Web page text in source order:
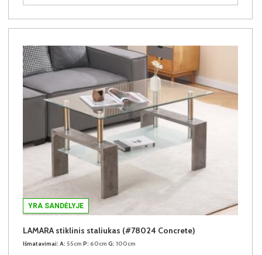
YRA SANDĖLYJE
LAMARA stiklinis staliukas (#78024 Concrete)
Išmatavimai: A: 55cm P: 60cm G: 100cm